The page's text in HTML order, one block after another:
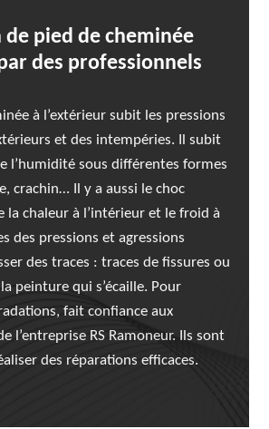
de pied de cheminée
des professionnels
à l’extérieur subit les pressions
et des intempéries. Il subit
l’humidité sous différentes formes
crachin… Il y a aussi le choc
la chaleur à l’intérieur et le froid à
des pressions et agressions
des traces : traces de fissures ou
peinture qui s’écaille. Pour
fait confiance aux
l’entreprise RS Ramoneur. Ils sont
des réparations efficaces.